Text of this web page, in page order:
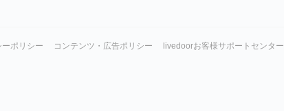
ポリシー コンテンツ・広告ポリシー livedoorお客様サポートセンター